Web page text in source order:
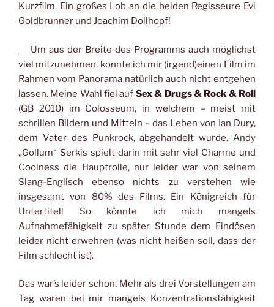
Kurzfilm. Ein großes Lob an die beiden Regisseure Evi
Goldbrunner und Joachim Dollhopf!
Um aus der Breite des Programms auch möglichst
viel mitzunehmen, konnte ich mir (irgend)einen Film im
Rahmen vom Panorama natürlich auch nicht entgehen
lassen. Meine Wahl fiel auf Sex & Drugs & Rock & Roll
(GB 2010) im Colosseum, in welchem – meist mit
schrillen Bildern und Mitteln – das Leben von Ian Dury,
dem Vater des Punkrock, abgehandelt wurde. Andy
„Gollum“ Serkis spielt darin mit sehr viel Charme und
Coolness die Hauptrolle, nur leider war von seinem
Slang-Englisch ebenso nichts zu verstehen wie
insgesamt von 80% des Films. Ein Königreich für
Untertitel! So könnte ich mich mangels
Aufnahmefähigkeit zu später Stunde dem Eindösen
leider nicht erwehren (was nicht heißen soll, dass der
Film schlecht ist).
Das war’s leider schon. Mehr als drei Vorstellungen am
Tag waren bei mir mangels Konzentrationsfähigkeit